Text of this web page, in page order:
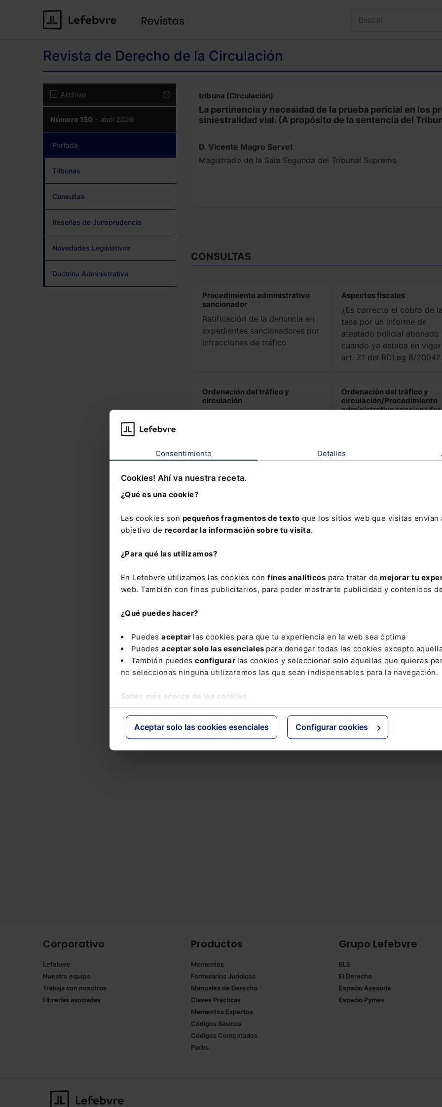
Consentimiento Detalles
Cookies! Ahí va nuestra receta.
¿Qué es una cookie?
Las cookies son pequeños fragmentos de texto que los sitios web que visitas envían
objetivo de recordar la información sobre tu visita.
¿Para qué las utilizamos?
En Lefebvre utilizamos las cookies con fines analíticos para tratar de mejorar tu
web. También con fines publicitarios, para poder mostrarte publicidad y contenidos
¿Qué puedes hacer?
Puedes aceptar las cookies para que tu experiencia en la web sea óptima
Puedes aceptar solo las esenciales para denegar todas las cookies excepto
También puedes configurar las cookies y seleccionar solo aquellas que quieras
no seleccionas ninguna utilizaremos las que sean indispensables para la navegación.
Saber más acerca de las cookies
Aceptar solo las cookies esenciales Configurar cookies
Revista de Derecho de la Circulación
Archivo
Número 150 - abril 2026
Portada
Tribunas
Consultas
Reseñas de Jurisprudencia
Novedades Legislativas
Doctrina Administrativa
tribuna (Circulación)
La pertinencia y necesidad de la prueba pericial en los
siniestralidad vial. (A propósito de la sentencia del
D. Vicente Magro Servet
Magistrado de la Sala Segunda del Tribunal Supremo
CONSULTAS
Procedimiento administrativo
sancionador
Ratificación de la denuncia en
expedientes sancionadores por
infracciones de tráfico
Aspectos fiscales
¿Es correcto el cobro de la
tasa por un informe de
atestado policial abonado
cuando ya estaba en
art. 7.1 del RDLeg 8/2004?
Ordenación del tráfico y
circulación
estacionamiento para personas
con movilidad reducida
Ordenación del tráfico y
circulación/Procedimiento
administrativo sancionador
Normativa
Homologación de vehículos M,
DOUE de 13 de Abril de 2026 DOUE de 13 de Abril de
urgentes en materia de
transportes
BOE 92/2026 de 15 de Abril
de 2026
Corporativo
Lefebvre
Nuestro equipo
Trabaja con nosotros
Librerías asociadas
Productos
Mementos
Formularios Jurídicos
Manuales de Derecho
Claves Prácticas
Mementos Expertos
Códigos Básicos
Códigos Comentados
Packs
Grupo Lefebvre
ELS
El Derecho
Espacio Asesoría
Espacio Pymes